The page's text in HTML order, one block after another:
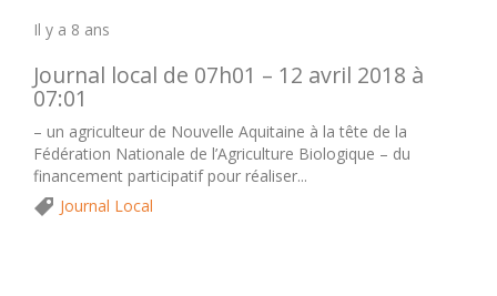
Il y a 8 ans
Journal local de 07h01 – 12 avril 2018 à
07:01
– un agriculteur de Nouvelle Aquitaine à la tête de la
Fédération Nationale de l’Agriculture Biologique – du
financement participatif pour réaliser...
Journal Local